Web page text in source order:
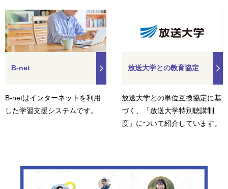
B-net
B-netはインターネットを利用
した学習支援システムです。
放送大学との教育協定
放送大学との単位互換協定に基
づく、「放送大学特別聴講制
度」について紹介しています。